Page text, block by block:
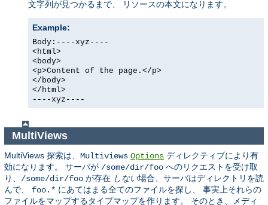
文字列が見つかるまで、 リソースの本文になります。
Example:
Body:----xyz----
<html>
<body>
<p>Content of the page.</p>
</body>
</html>
----xyz----
MultiViews
MultiViews 探索は、 Multiviews Options ディレクティブにより有
効になります。 サーバが /some/dir/foo へのリクエストを受け取
り、 /some/dir/foo が存在 しない場合、サーバはディレクトリを読
んで、 foo.* にあてはまる全てのファイルを探し、 事実上それらの
ファイルをマップするタイプマップを作ります。 そのとき、メディ